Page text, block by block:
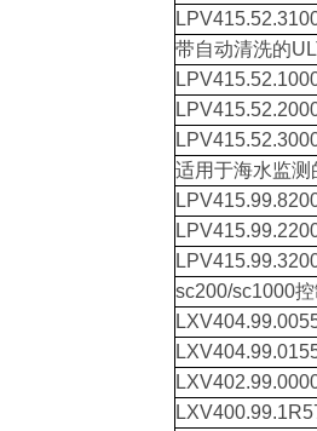
带自动清洗的
适用于海水监
sc200/sc1000